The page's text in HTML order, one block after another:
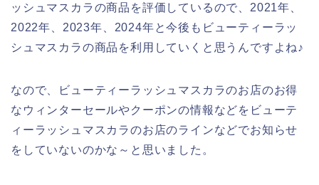
ッシュマスカラの商品を評価しているので、2021年、
2022年、2023年、2024年と今後もビューティーラッ
シュマスカラの商品を利用していくと思うんですよね♪
なので、ビューティーラッシュマスカラのお店のお得
なウィンターセールやクーポンの情報などをビューテ
ィーラッシュマスカラのお店のラインなどでお知らせ
をしていないのかな～と思いました。